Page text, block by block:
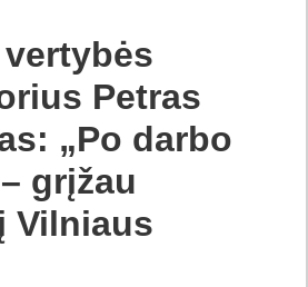
Petras
„Po darbo
grįžau
Vilniaus